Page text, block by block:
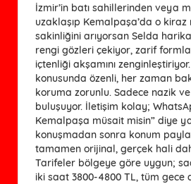
İzmir’in batı sahillerinden veya
uzaklaşıp Kemalpaşa’da o
sakinliğini arıyorsan Selda
rengi gözleri çekiyor, zarif
içtenliği akşamını
konusunda özenli, her zaman
koruma zorunlu. Sadece nazik
buluşuyor. İletişim kolay;
Kemalpaşa müsait misin” diye
konuşmadan sonra konum
tamamen orijinal, gerçek hali
Tarifeler bölgeye göre uygun;
iki saat 3800-4800 TL, tüm gece